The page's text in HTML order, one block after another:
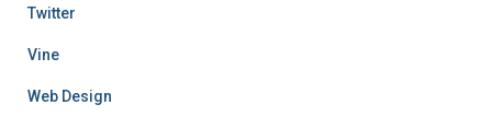
Twitter
Vine
Web Design